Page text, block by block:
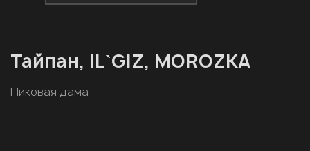
Тайпан, IL`GIZ, MOROZKA
Пиковая дама